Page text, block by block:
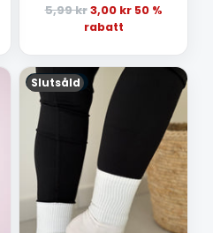
Ordinarie
5,99 kr3,00 kr 50 %
rabatt
Slutsåld